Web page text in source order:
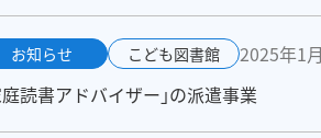
お知らせ こども図書館
2025年1
庭読書アドバイザー｣の派遣事業